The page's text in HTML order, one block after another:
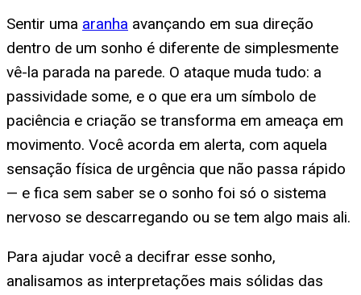
Sentir uma aranha avançando em sua direção
dentro de um sonho é diferente de simplesmente
vê-la parada na parede. O ataque muda tudo: a
passividade some, e o que era um símbolo de
paciência e criação se transforma em ameaça em
movimento. Você acorda em alerta, com aquela
sensação física de urgência que não passa rápido
— e fica sem saber se o sonho foi só o sistema
nervoso se descarregando ou se tem algo mais ali.
Para ajudar você a decifrar esse sonho,
analisamos as interpretações mais sólidas das